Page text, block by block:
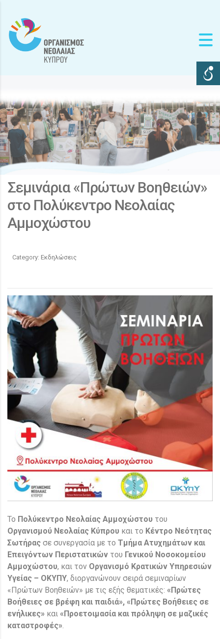
Σεμινάρια «Πρώτων Βοηθειών»
στο Πολύκεντρο Νεολαίας
Αμμοχώστου
Category: Εκδηλώσεις
Το Πολύκεντρο Νεολαίας Αμμοχώστου του
Οργανισμού Νεολαίας Κύπρου και το Κέντρο Νεότητας
Σωτήρας σε συνεργασία με το Τμήμα Ατυχημάτων και
Επειγόντων Περιστατικών του Γενικού Νοσοκομείου
Αμμοχώστου, και τον Οργανισμό Κρατικών Υπηρεσιών
Υγείας – ΟΚΥΠΥ, διοργανώνουν σειρά σεμιναρίων
«Πρώτων Βοηθειών» με τις εξής θεματικές: «Πρώτες
Βοήθειες σε βρέφη και παιδιά», «Πρώτες Βοήθειες σε
ενήλικες» και «Προετοιμασία και πρόληψη σε μαζικές
καταστροφές».